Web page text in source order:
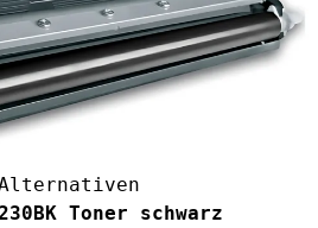
Toner schwarz